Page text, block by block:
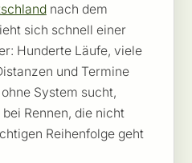
nach dem
sich schnell einer
Hunderte Läufe, viele
und Termine
System sucht,
Rennen, die nicht
Reihenfolge geht